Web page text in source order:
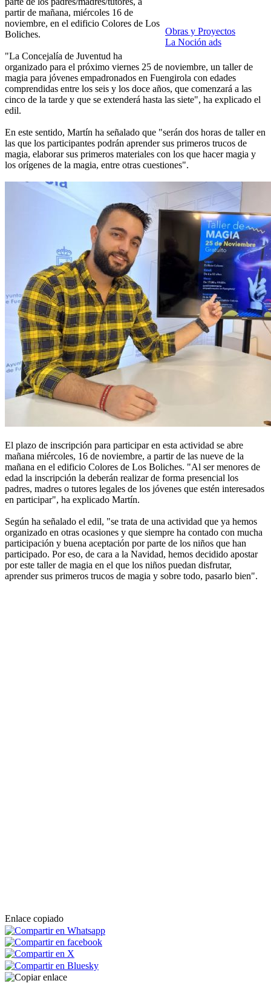
Obras y Proyectos
La Noción ads
partir de mañana, miércoles 16 de
noviembre, en el edificio Colores de Los
Boliches.
"La Concejalía de Juventud ha
organizado para el próximo viernes 25 de noviembre, un taller de
magia para jóvenes empadronados en Fuengirola con edades
comprendidas entre los seis y los doce años, que comenzará a las
cinco de la tarde y que se extenderá hasta las siete", ha explicado el
edil.
En este sentido, Martín ha señalado que "serán dos horas de taller en
las que los participantes podrán aprender sus primeros trucos de
magia, elaborar sus primeros materiales con los que hacer magia y
los orígenes de la magia, entre otras cuestiones".
El plazo de inscripción para participar en esta actividad se abre
mañana miércoles, 16 de noviembre, a partir de las nueve de la
mañana en el edificio Colores de Los Boliches. "Al ser menores de
edad la inscripción la deberán realizar de forma presencial los
padres, madres o tutores legales de los jóvenes que estén interesados
en participar", ha explicado Martín.
Según ha señalado el edil, "se trata de una actividad que ya hemos
organizado en otras ocasiones y que siempre ha contado con mucha
participación y buena aceptación por parte de los niños que han
participado. Por eso, de cara a la Navidad, hemos decidido apostar
por este taller de magia en el que los niños puedan disfrutar,
aprender sus primeros trucos de magia y sobre todo, pasarlo bien".
Enlace copiado